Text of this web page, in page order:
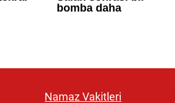
Namaz Vakitleri